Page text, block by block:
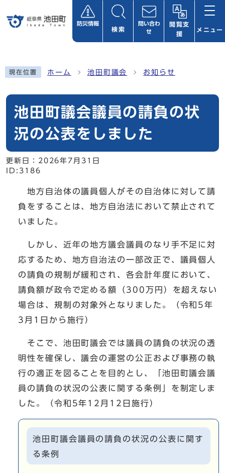
防災情報
検索
問い合わ
せ
閲覧支
援
メニュー
現在位置 ホーム 池田町議会 お知らせ
池田町議会議員の請負の状
況の公表をしました
更新日： 2026年7月31日
ID:3186
地方自治体の議員個人がその自治体に対して請
負をすることは、地方自治法において禁止されて
いました。
しかし、近年の地方議会議員のなり手不足に対
応するため、地方自治法の一部改正で、議員個人
の請負の規制が緩和され、各会計年度において、
請負額が政令で定める額（300万円）を超えない
場合は、規制の対象外となりました。（令和5年
3月1日から施行）
そこで、池田町議会では議員の請負の状況の透
明性を確保し、議会の運営の公正および事務の執
行の適正を図ることを目的とし、「池田町議会議
員の請負の状況の公表に関する条例」を制定しま
した。（令和5年12月12日施行）
池田町議会議員の請負の状況の公表に関す
る条例